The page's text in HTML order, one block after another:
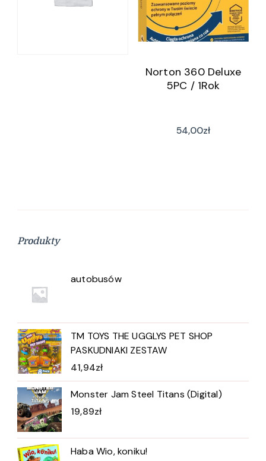
Norton 360 Deluxe
5PC / 1Rok
54,00zł
Produkty
autobusów
TM TOYS THE UGGLYS PET SHOP
PASKUDNIAKI ZESTAW
41,94zł
Monster Jam Steel Titans (Digital)
19,89zł
Haba Wio, koniku!